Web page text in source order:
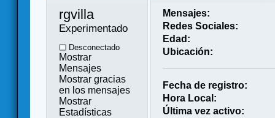
rgvilla
Experimentado
Desconectado
Mostrar
Mensajes
Mostrar gracias
en los mensajes
Mostrar
Estadísticas
Mensajes:
Redes Sociales:
Edad:
Ubicación:
Fecha de registro:
Hora Local:
Última vez activo: